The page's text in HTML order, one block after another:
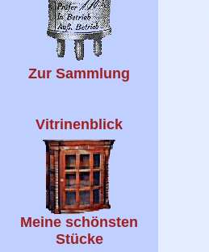
Zur Sammlung
Vitrinenblick
Meine schönsten
Stücke